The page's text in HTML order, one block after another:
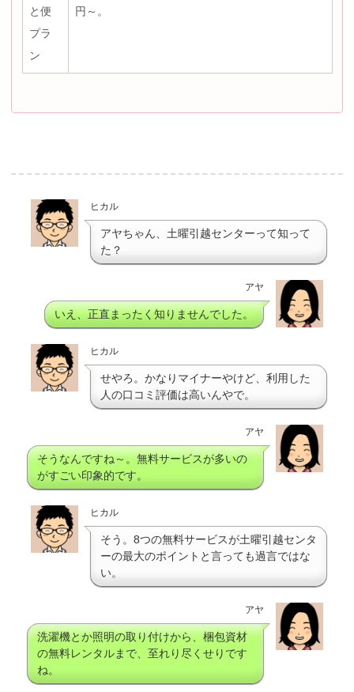
と便
プラ
ン
円～。
ヒカル
アヤちゃん、土曜引越センターって知って
た？
アヤ
いえ、正直まったく知りませんでした。
ヒカル
せやろ。かなりマイナーやけど、利用した
人の口コミ評価は高いんやで。
アヤ
そうなんですね～。無料サービスが多いの
がすごい印象的です。
ヒカル
そう。8つの無料サービスが土曜引越センタ
ーの最大のポイントと言っても過言ではな
い。
アヤ
洗濯機とか照明の取り付けから、梱包資材
の無料レンタルまで、至れり尽くせりです
ね。